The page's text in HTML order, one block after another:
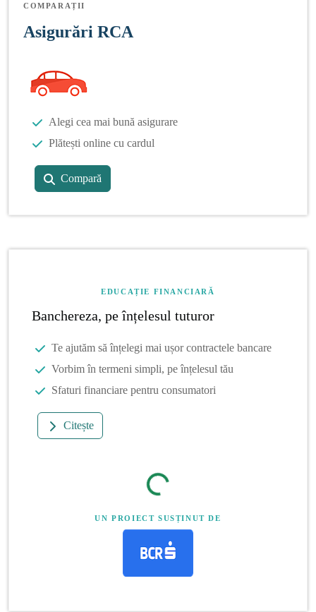
COMPARAȚII
Asigurări RCA
Alegi cea mai bună asigurare
Plătești online cu cardul
Compară
EDUCAȚIE FINANCIARĂ
Banchereza, pe înțelesul tuturor
Te ajutăm să înțelegi mai ușor contractele bancare
Vorbim în termeni simpli, pe înțelesul tău
Sfaturi financiare pentru consumatori
Citește
UN PROIECT SUSȚINUT DE